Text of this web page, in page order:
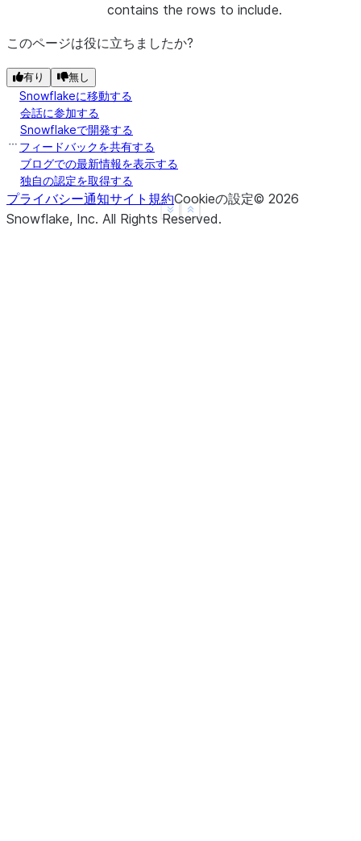
Show less
See more
contains the rows to include.
このページは役に立ちましたか?
有り 無し
Snowflakeに移動する
会話に参加する
Snowflakeで開発する
フィードバックを共有する
ブログでの最新情報を表示する
独自の認定を取得する
プライバシー通知サイト規約Cookieの設定© 2026
Snowflake, Inc. All Rights Reserved.